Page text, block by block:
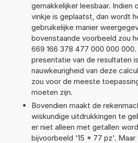
gemakkelijker leesbaar. Indien
vinkje is geplaatst, dan wordt
gebruikelijke manier
bovenstaande voorbeeld zou
669 166 378 477 000 000
presentatie van de resultaten
nauwkeurigheid van deze
zou voor de meeste
moeten zijn.
Bovendien maakt de
wiskundige uitdrukkingen te
er niet alleen met getallen
bijvoorbeeld '15 * 77 pz'. Maar